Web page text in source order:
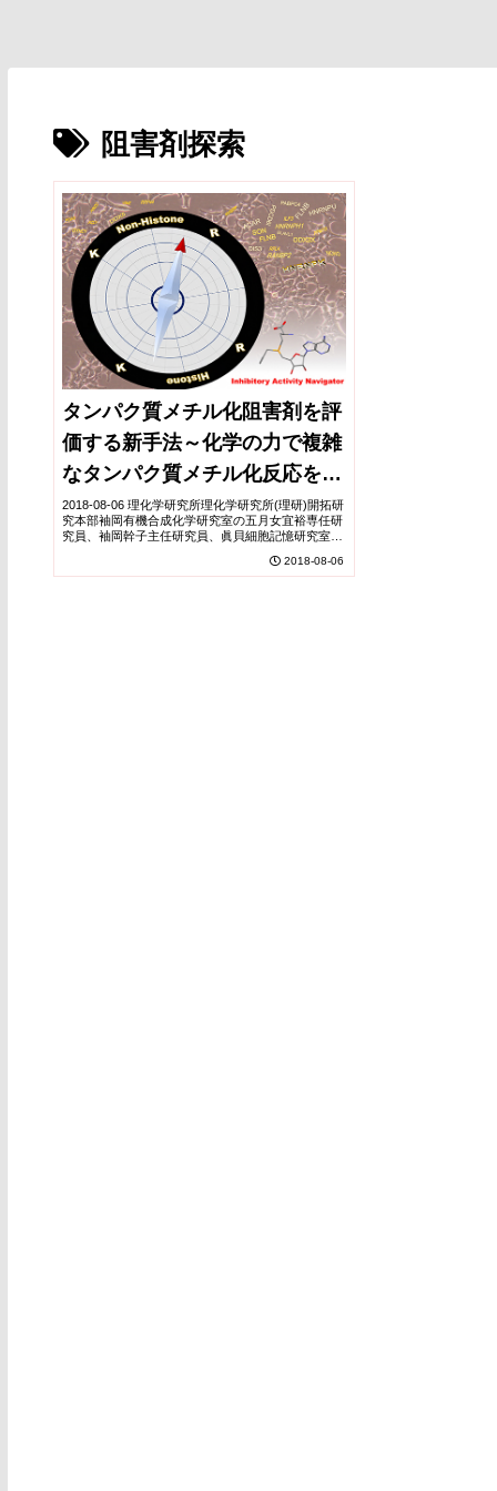
阻害剤探索
タンパク質メチル化阻害剤を評
価する新手法～化学の力で複雑
なタンパク質メチル化反応を制
御する～
2018-08-06 理化学研究所理化学研究所(理研)開拓研
究本部袖岡有機合成化学研究室の五月女宜裕専任研
究員、袖岡幹子主任研究員、眞貝細胞記憶研究室の
研究グループ※は、タンパク質メチル化反応の...
2018-08-06